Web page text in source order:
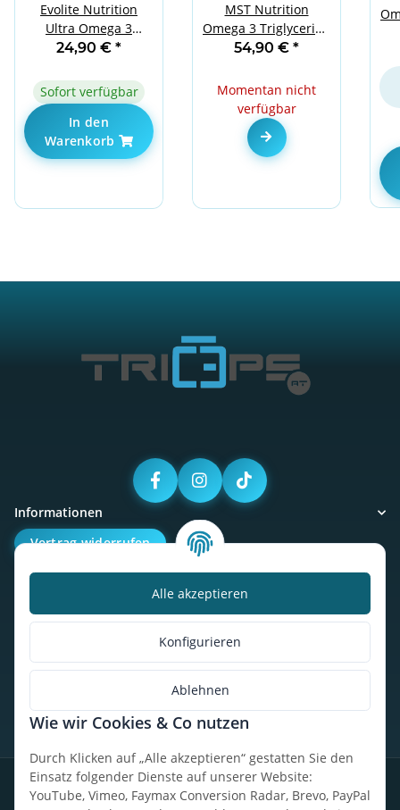
Alle akzeptieren
Konfigurieren
Ablehnen
Wie wir Cookies & Co nutzen
Durch Klicken auf „Alle akzeptieren“ gestatten Sie den
Einsatz folgender Dienste auf unserer Website:
YouTube, Vimeo, Faymax Conversion Radar, Brevo, PayPal
Evolite Nutrition
Ultra Omega 3
500EPA / 250DHA 100
24,90 € *
Sofort verfügbar
In den
Warenkorb
MST Nutrition
Omega 3 Triglyceride
300 Softgels 1000mg
54,90 € *
Momentan nicht
verfügbar
Zum Artikel
Informationen
Vertrag widerrufen
Kalorienbedarfsrechner
So findest du uns
* Alle Preise inkl. gesetzlicher USt., zzgl.Versand
DatenschutzWiderrufsrecht AGBImpressumSitemap